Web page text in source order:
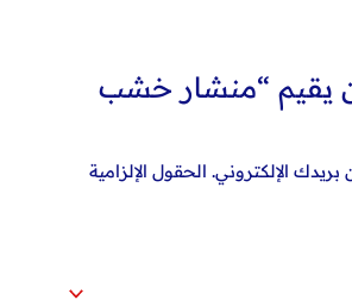
يقيم “منشار خشب
الإلكتروني. الحقول الإلزامية